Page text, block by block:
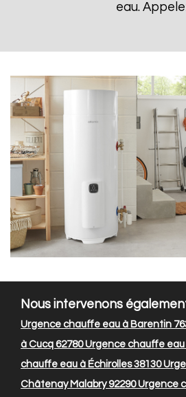
eau.
Nous intervenons
Urgence chauffe eau à Barentin
à Cucq 62780Urgence chauffe eau
chauffe eau à Échirolles 38130
Châtenay Malabry 92290Urgence